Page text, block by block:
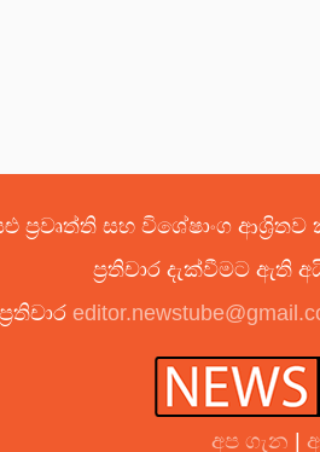
ප්‍රවෘත්ති සහ විශේෂාංග
ප්‍රතිචාර දැක්වීමට ඇති
අප ගැන |